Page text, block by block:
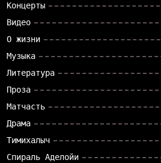
Концерты
Видео
О жизни
Музыка
Литература
Проза
Матчасть
Драма
Тимихалыч
Спираль Аделойи